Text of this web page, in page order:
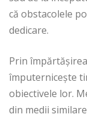
că obstacolele
dedicare.
Prin
împuternicește
obiectivele lor.
din medii